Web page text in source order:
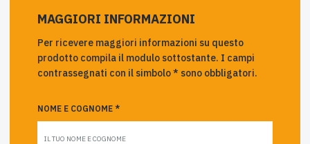
MAGGIORI INFORMAZIONI
Per ricevere maggiori informazioni su questo
prodotto compila il modulo sottostante. I campi
contrassegnati con il simbolo * sono obbligatori.
NOME E COGNOME *